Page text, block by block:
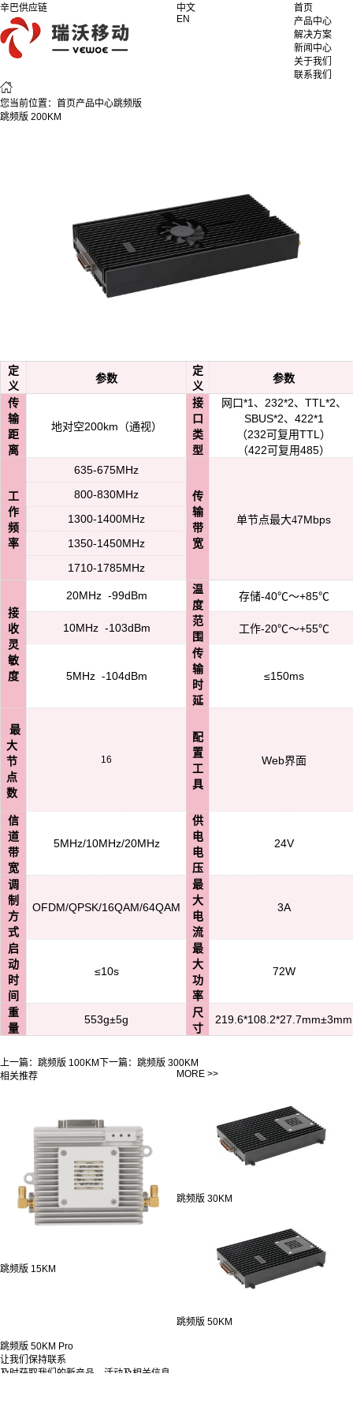
辛巴供应链
中文
EN
首页
产品中心
解决方案
新闻中心
关于我们
联系我们
您当前位置： 首页产品中心跳频版
跳频版 200KM
定
义
参数
定
义
参数
传
输
距
离
地对空200km（通视）
接
口
类
型
网口*1、232*2、TTL*2、
SBUS*2、422*1
（232可复用TTL）
（422可复用485）
工
作
频
率
635-675MHz
传
输
带
宽
单节点最大47Mbps
800-830MHz
1300-1400MHz
1350-1450MHz
1710-1785MHz
接
收
灵
敏
度
20MHz -99dBm
温
度
范
围
存储-40℃～+85℃
10MHz -103dBm 工作-20℃～+55℃
5MHz -104dBm
传
输
时
延
≤150ms
最
大
节
点
数
16
配
置
工
具
Web界面
信
道
带
宽
5MHz/10MHz/20MHz
供
电
电
压
24V
调
制
方
式
OFDM/QPSK/16QAM/64QAM
最
大
电
流
3A
启
动
时
间
≤10s
最
大
功
率
72W
重
量
553g±5g
尺
寸
219.6*108.2*27.7mm±3mm
上一篇： 跳频版 100KM下一篇： 跳频版 300KM
相关推荐
MORE >>
跳频版 15KM
跳频版 30KM
跳频版 50KM